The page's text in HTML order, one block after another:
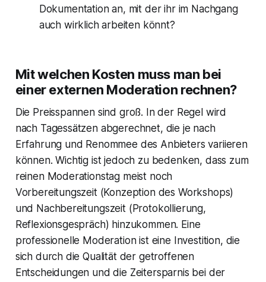
Dokumentation an, mit der ihr im Nachgang
auch wirklich arbeiten könnt?
Mit welchen Kosten muss man bei
einer externen Moderation rechnen?
Die Preisspannen sind groß. In der Regel wird
nach Tagessätzen abgerechnet, die je nach
Erfahrung und Renommee des Anbieters variieren
können. Wichtig ist jedoch zu bedenken, dass zum
reinen Moderationstag meist noch
Vorbereitungszeit (Konzeption des Workshops)
und Nachbereitungszeit (Protokollierung,
Reflexionsgespräch) hinzukommen. Eine
professionelle Moderation ist eine Investition, die
sich durch die Qualität der getroffenen
Entscheidungen und die Zeitersparnis bei der